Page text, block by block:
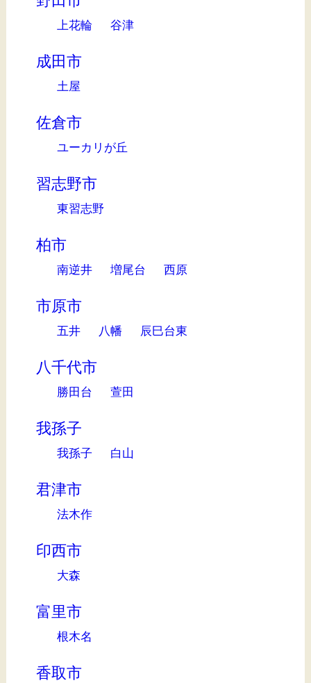
上花輪 谷津
成田市
土屋
佐倉市
ユーカリが丘
習志野市
東習志野
柏市
南逆井 増尾台 西原
市原市
五井 八幡 辰巳台東
八千代市
勝田台 萱田
我孫子
我孫子 白山
君津市
法木作
印西市
大森
富里市
根木名
香取市